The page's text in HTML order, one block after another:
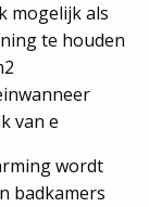
mogelijk als
te houden
van e
wordt
badkamers